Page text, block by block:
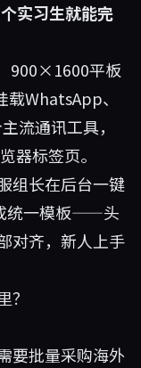
实习生就能完
900×1600平板
WhatsApp、
流通讯工具，
器标签页。
组长在后台一键
统一模板——头
对齐，新人上手
？
要批量采购海外